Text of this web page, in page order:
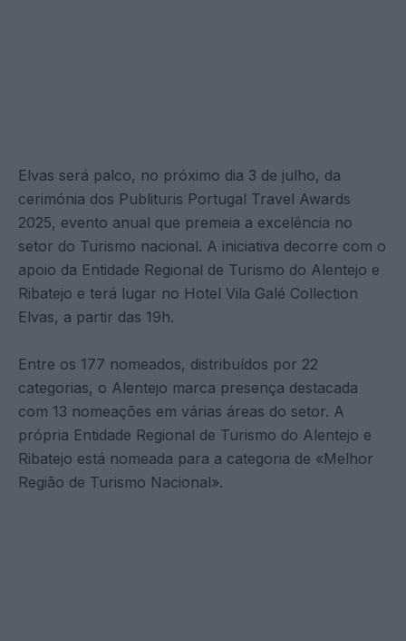
Elvas será palco, no próximo dia 3 de julho, da
cerimónia dos Publituris Portugal Travel Awards
2025, evento anual que premeia a excelência no
setor do Turismo nacional. A iniciativa decorre com o
apoio da Entidade Regional de Turismo do Alentejo e
Ribatejo e terá lugar no Hotel Vila Galé Collection
Elvas, a partir das 19h.
Entre os 177 nomeados, distribuídos por 22
categorias, o Alentejo marca presença destacada
com 13 nomeações em várias áreas do setor. A
própria Entidade Regional de Turismo do Alentejo e
Ribatejo está nomeada para a categoria de «Melhor
Região de Turismo Nacional».